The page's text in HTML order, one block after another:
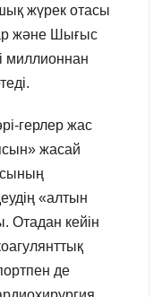
жүрек отасы
және Шығыс
миллионнан
герлер жас
жасай
«алтын
Отадан кейін
де